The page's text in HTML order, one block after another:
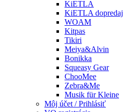
KiETLA
KiETLA dopredaj
WOAM
Kitpas
Tikiri
Meiya&Alvin
Bonikka
Squeasy Gear
ChooMee
Zebra&Me
Musik für Kleine
Môj účet / Prihlásiť